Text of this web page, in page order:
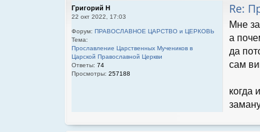
Григорий Н
22 окт 2022, 17:03
Форум: ПРАВОСЛАВНОЕ ЦАРСТВО и ЦЕРКОВЬ
Тема:
Прославление Царственных Мучеников в
Царской Православной Церкви
Ответы: 74
Просмотры: 257188
Re:
Мне
а
да
сам
когда